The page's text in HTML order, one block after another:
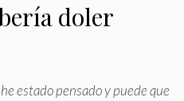
doler
estado pensado y puede que